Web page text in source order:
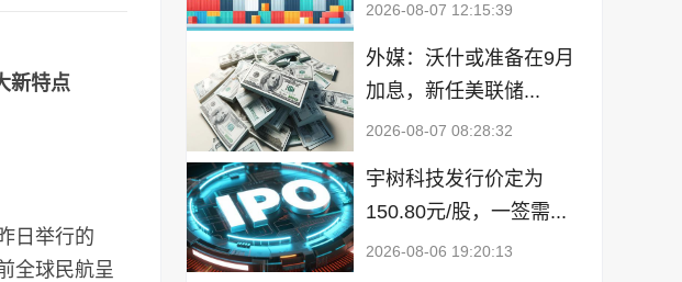
新特点
日举行的
全球民航呈
2026-08-07 12:15:39
外媒：沃什或准备在9月
加息，新任美联储...
2026-08-07 08:28:32
宇树科技发行价定为
150.80元/股，一签需...
2026-08-06 19:20:13